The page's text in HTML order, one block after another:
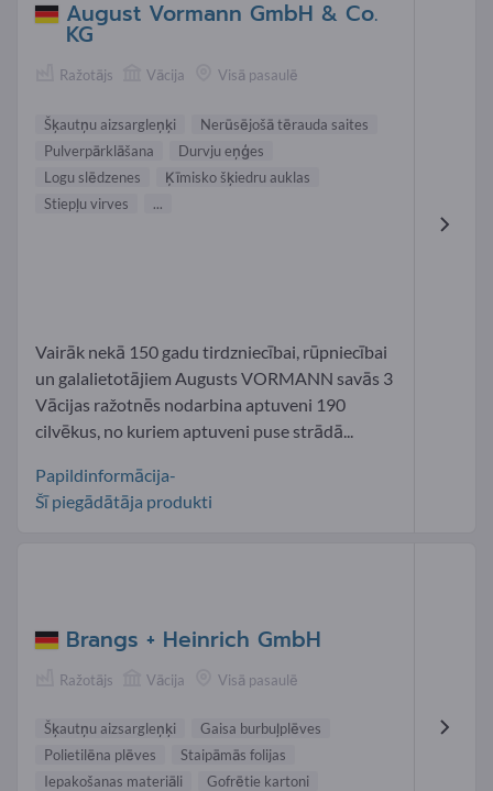
August Vormann GmbH & Co.
KG
Ražotājs Vācija Visā pasaulē
Šķautņu aizsargleņķi
Nerūsējošā tērauda saites
Pulverpārklāšana
Durvju eņģes
Logu slēdzenes
Ķīmisko šķiedru auklas
Stiepļu virves
...
Vairāk nekā 150 gadu tirdzniecībai, rūpniecībai
un galalietotājiem Augusts VORMANN savās 3
Vācijas ražotnēs nodarbina aptuveni 190
cilvēkus, no kuriem aptuveni puse strādā...
Papildinformācija-
Šī piegādātāja produkti
Brangs + Heinrich GmbH
Ražotājs Vācija Visā pasaulē
Šķautņu aizsargleņķi
Gaisa burbuļplēves
Polietilēna plēves
Staipāmās folijas
Iepakošanas materiāli
Gofrētie kartoni